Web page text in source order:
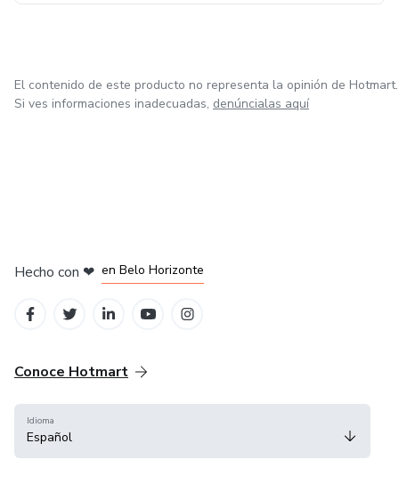
El contenido de este producto no representa la opinión de Hotmart.
Si ves informaciones inadecuadas, denúncialas aquí
Hecho con ❤ en Belo Horizonte
Conoce Hotmart
Idioma
Español